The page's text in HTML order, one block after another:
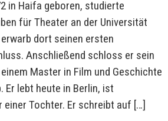
in Haifa geboren, studierte
für Theater an der Universität
dort seinen ersten
Anschließend schloss er sein
Master in Film und Geschichte
Er lebt heute in Berlin, ist
Tochter. Er schreibt auf […]